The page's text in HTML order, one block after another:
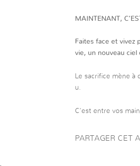
MAINTENANT,
Faites face et vivez
vie, un nouveau ciel
Le sacrifice mène à
u.
C’est entre vos
PARTAGER CET